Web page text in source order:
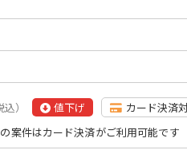
込） 値下げ
カード決済
案件はカード決済がご利用可能です